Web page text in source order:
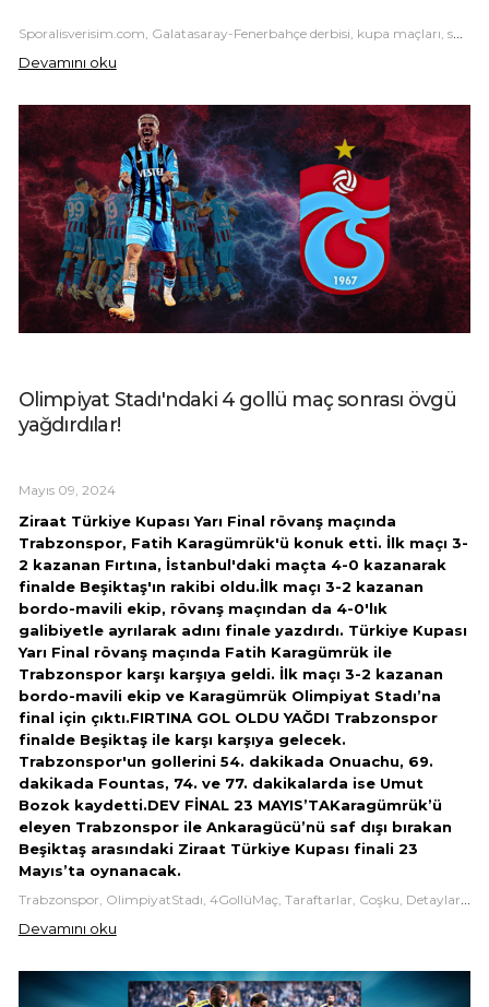
Sporalisverisim.com, Galatasaray-Fenerbahçe derbisi, kupa maçları, spor haberleri, Türk futbolu, futbol analizleri, derbi heyecanı.
Devamını oku
Olimpiyat Stadı'ndaki 4 gollü maç sonrası övgü
yağdırdılar!
Mayıs 09, 2024
Ziraat Türkiye Kupası Yarı Final rövanş maçında
Trabzonspor, Fatih Karagümrük'ü konuk etti. İlk maçı 3-
2 kazanan Fırtına, İstanbul'daki maçta 4-0 kazanarak
finalde Beşiktaş'ın rakibi oldu.İlk maçı 3-2 kazanan
bordo-mavili ekip, rövanş maçından da 4-0'lık
galibiyetle ayrılarak adını finale yazdırdı. Türkiye Kupası
Yarı Final rövanş maçında Fatih Karagümrük ile
Trabzonspor karşı karşıya geldi. İlk maçı 3-2 kazanan
bordo-mavili ekip ve Karagümrük Olimpiyat Stadı’na
final için çıktı.FIRTINA GOL OLDU YAĞDI Trabzonspor
finalde Beşiktaş ile karşı karşıya gelecek.
Trabzonspor'un gollerini 54. dakikada Onuachu, 69.
dakikada Fountas, 74. ve 77. dakikalarda ise Umut
Bozok kaydetti.DEV FİNAL 23 MAYIS’TAKaragümrük’ü
eleyen Trabzonspor ile Ankaragücü’nü saf dışı bırakan
Beşiktaş arasındaki Ziraat Türkiye Kupası finali 23
Mayıs’ta oynanacak.
Devamını oku